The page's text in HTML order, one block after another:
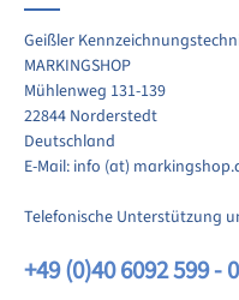
Geißler
MARKINGSHOP
Mühlenweg 131-139
22844 Norderstedt
Deutschland
E-Mail: info (at)
Telefonische Unterstützung
+49 (0)40 6092 599 - 0